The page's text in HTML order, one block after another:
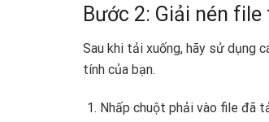
Bước 2: Giải nén file
Sau khi tải xuống, hãy sử dụng
tính của bạn.
Nhấp chuột phải vào file đã